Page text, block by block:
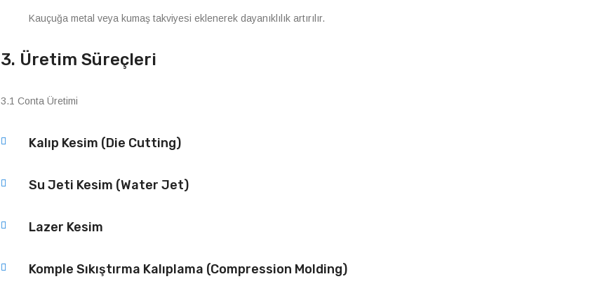
Kauçuğa metal veya kumaş takviyesi eklenerek dayanıklılık artırılır.
3. Üretim Süreçleri
3.1 Conta Üretimi
Kalıp Kesim (Die Cutting)
Su Jeti Kesim (Water Jet)
Lazer Kesim
Komple Sıkıştırma Kalıplama (Compression Molding)